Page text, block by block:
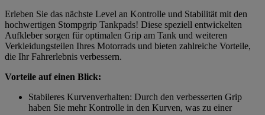
Erleben Sie das nächste Level an Kontrolle und Stabilität mit den
hochwertigen Stompgrip Tankpads! Diese speziell entwickelten
Aufkleber sorgen für optimalen Grip am Tank und weiteren
Verkleidungsteilen Ihres Motorrads und bieten zahlreiche Vorteile,
die Ihr Fahrerlebnis verbessern.
Vorteile auf einen Blick:
Stabileres Kurvenverhalten: Durch den verbesserten Grip
haben Sie mehr Kontrolle in den Kurven, was zu einer